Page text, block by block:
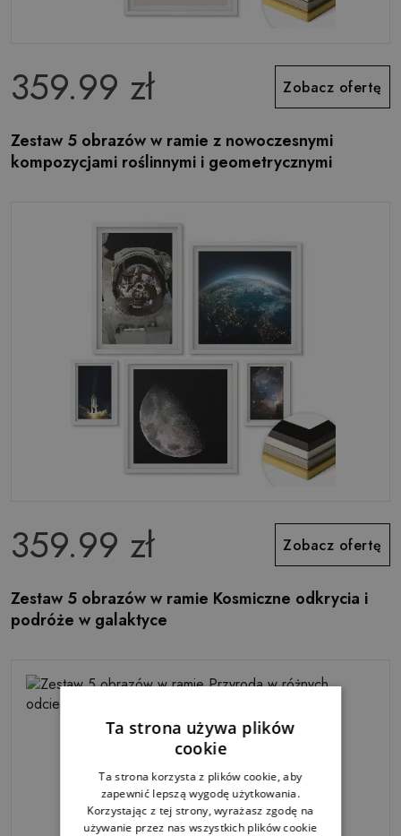
359.99 zł Zobacz ofertę
Zestaw 5 obrazów w ramie z nowoczesnymi
kompozycjami roślinnymi i geometrycznymi
359.99 zł Zobacz ofertę
Zestaw 5 obrazów w ramie Kosmiczne odkrycia i
podróże w galaktyce
Ta strona używa plików
cookie
Ta strona korzysta z plików cookie, aby
zapewnić lepszą wygodę użytkowania.
Korzystając z tej strony, wyrażasz zgodę na
używanie przez nas wszystkich plików cookie